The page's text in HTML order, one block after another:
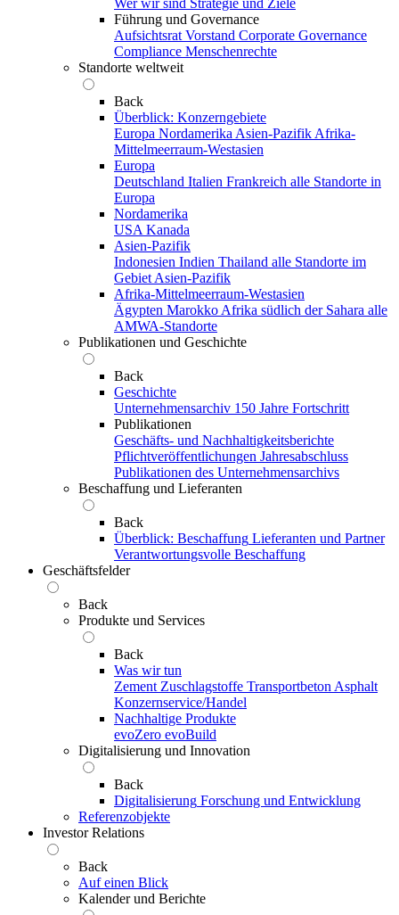
Führung und Governance
Aufsichtsrat Vorstand Corporate Governance
Compliance Menschenrechte
Standorte weltweit
Back
Überblick: Konzerngebiete
Europa Nordamerika Asien-Pazifik Afrika-
Mittelmeerraum-Westasien
Europa
Deutschland Italien Frankreich alle Standorte in
Europa
Nordamerika
USA Kanada
Asien-Pazifik
Indonesien Indien Thailand alle Standorte im
Gebiet Asien-Pazifik
Afrika-Mittelmeerraum-Westasien
Ägypten Marokko Afrika südlich der Sahara alle
AMWA-Standorte
Publikationen und Geschichte
Back
Geschichte
Unternehmensarchiv 150 Jahre Fortschritt
Publikationen
Geschäfts- und Nachhaltigkeitsberichte
Pflichtveröffentlichungen Jahresabschluss
Publikationen des Unternehmensarchivs
Beschaffung und Lieferanten
Back
Überblick: Beschaffung Lieferanten und Partner
Verantwortungsvolle Beschaffung
Geschäftsfelder
Back
Produkte und Services
Back
Was wir tun
Zement Zuschlagstoffe Transportbeton Asphalt
Konzernservice/Handel
Nachhaltige Produkte
evoZero evoBuild
Digitalisierung und Innovation
Back
Digitalisierung Forschung und Entwicklung
Referenzobjekte
Investor Relations
Back
Auf einen Blick
Kalender und Berichte